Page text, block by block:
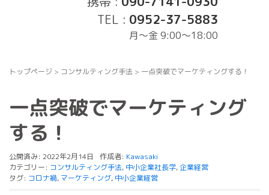
TEL : 0952-37-5883
月〜金 9:00～18:00
トップページ > コンサルティング手法 > 一点突破でマーケティングする！
一点突破でマーケティング
する！
公開済み: 2022年2月14日 作成者: Kawasaki
カテゴリー: コンサルティング手法, 中小企業社長学,企業経営
タグ: コロナ禍, マーケティング, 中小企業経営